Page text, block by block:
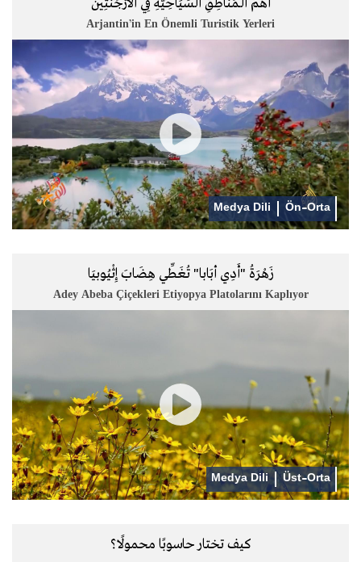
أهَمُّ الْـمَنَاطِقِ السِّيَاحِيَّةِ فِي الْأَرْجَنْتِين
Arjantin’in En Önemli Turistik Yerleri
Medya Dili Ön-Orta
زَهْرَةُ "أَدِي أبَابا" تُغَطِّي هِضَابَ إِثْيُوبيَا
Adey Abeba Çiçekleri Etiyopya Platolarını Kaplıyor
Medya Dili Üst-Orta